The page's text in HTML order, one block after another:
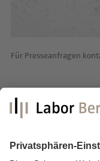
Für Presseanfragen
Labor Berlin – Charité
Sylter Straße 2